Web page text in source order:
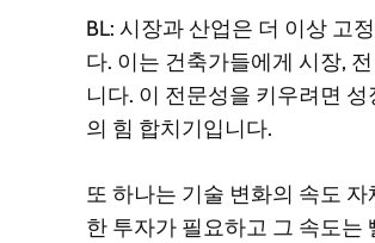
BL: 시장과 산업은 더 이상 고
다. 이는 건축가들에게 시장,
니다. 이 전문성을 키우려면
의 힘 합치기입니다.
또 하나는 기술 변화의 속도
한 투자가 필요하고 그 속도는